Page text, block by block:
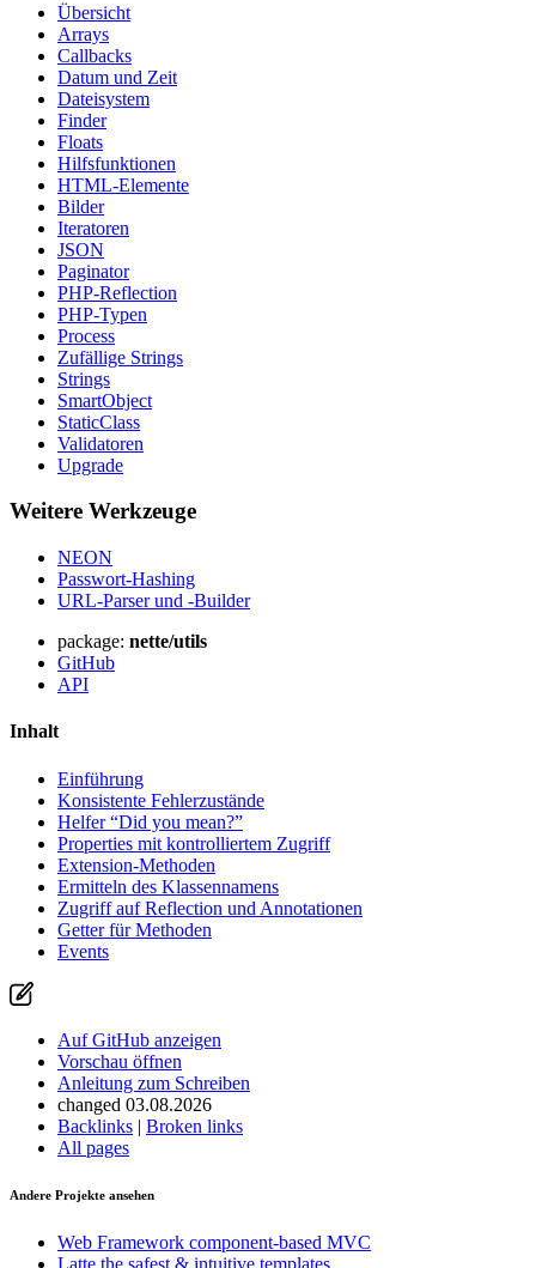
Haben Sie ein Problem auf dieser Seite gefunden?
Auf GitHub anzeigen
Ein Problem mit dieser Seite auf GitHub melden
Übersicht
Arrays
Callbacks
Datum und Zeit
Dateisystem
Finder
Floats
Hilfsfunktionen
HTML-Elemente
Bilder
Iteratoren
JSON
Paginator
PHP-Reflection
PHP-Typen
Process
Zufällige Strings
Strings
SmartObject
StaticClass
Validatoren
Upgrade
Weitere Werkzeuge
NEON
Passwort-Hashing
URL-Parser und -Builder
package: nette/utils
GitHub
API
Inhalt
Einführung
Konsistente Fehlerzustände
Helfer “Did you mean?”
Properties mit kontrolliertem Zugriff
Extension-Methoden
Ermitteln des Klassennamens
Zugriff auf Reflection und Annotationen
Getter für Methoden
Events
Auf GitHub anzeigen
Vorschau öffnen
Anleitung zum Schreiben
changed 03.08.2026
Backlinks | Broken links
All pages
Andere Projekte ansehen
Web Framework component-based MVC